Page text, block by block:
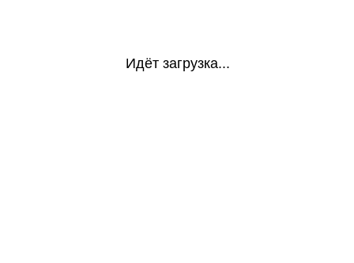
Идёт загрузка...